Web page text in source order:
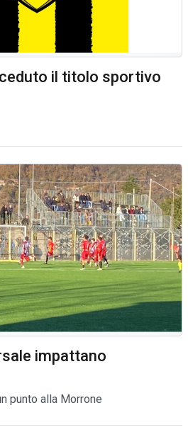
il titolo sportivo
impattano
punto alla Morrone